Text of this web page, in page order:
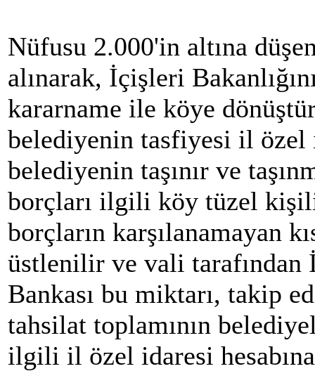
Nüfusu 2.000'in altına
alınarak, İçişleri
kararname ile köye
belediyenin tasfiyesi il özel
belediyenin taşınır ve
borçları ilgili köy tüzel
borçların karşılanamayan
üstlenilir ve vali
Bankası bu miktarı, takip
tahsilat toplamının
ilgili il özel idaresi